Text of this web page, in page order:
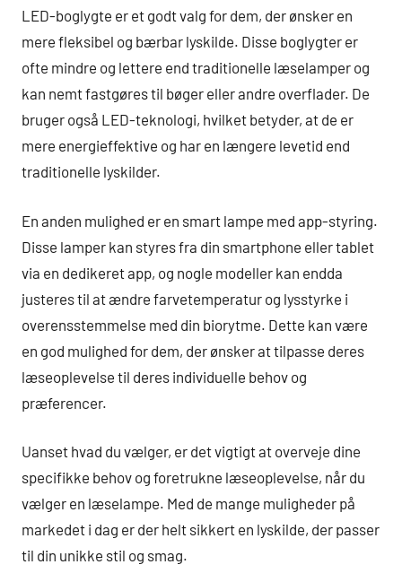
LED-boglygte er et godt valg for dem, der ønsker en
mere fleksibel og bærbar lyskilde. Disse boglygter er
ofte mindre og lettere end traditionelle læselamper og
kan nemt fastgøres til bøger eller andre overflader. De
bruger også LED-teknologi, hvilket betyder, at de er
mere energieffektive og har en længere levetid end
traditionelle lyskilder.
En anden mulighed er en smart lampe med app-styring.
Disse lamper kan styres fra din smartphone eller tablet
via en dedikeret app, og nogle modeller kan endda
justeres til at ændre farvetemperatur og lysstyrke i
overensstemmelse med din biorytme. Dette kan være
en god mulighed for dem, der ønsker at tilpasse deres
læseoplevelse til deres individuelle behov og
præferencer.
Uanset hvad du vælger, er det vigtigt at overveje dine
specifikke behov og foretrukne læseoplevelse, når du
vælger en læselampe. Med de mange muligheder på
markedet i dag er der helt sikkert en lyskilde, der passer
til din unikke stil og smag.